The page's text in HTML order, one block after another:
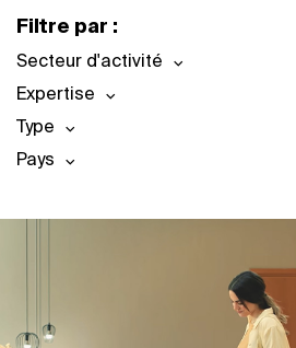
Filtre par :
Secteur d'activité
Expertise
Type
Pays